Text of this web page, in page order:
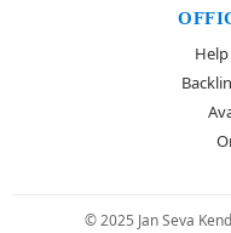
© 2025 Jan Seva